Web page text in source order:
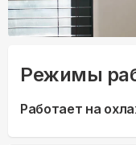
Режимы
Работает на